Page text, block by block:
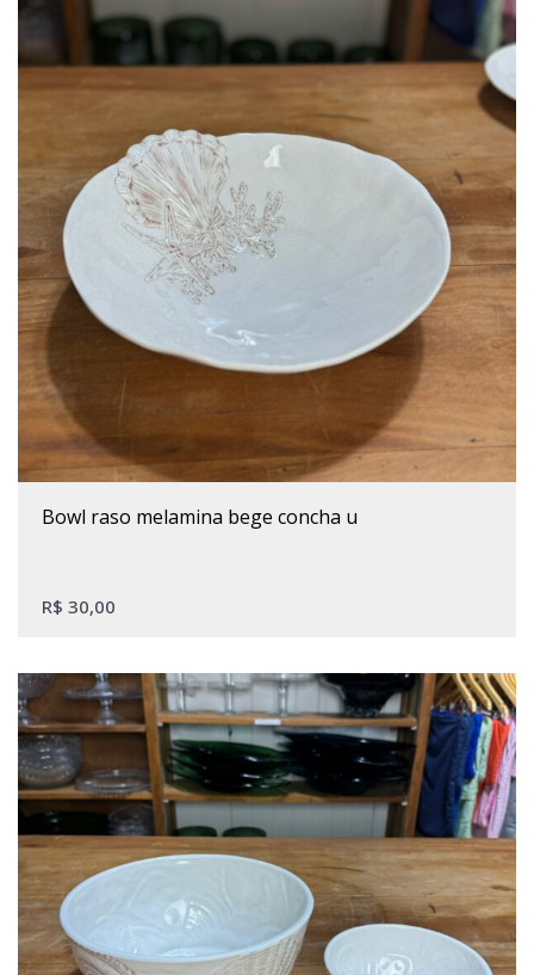
bowl raso melamina bege concha u
R$ 30,00